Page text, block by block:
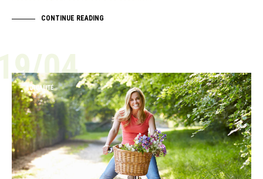
CONTINUE READING
04
ACTUALITÉ